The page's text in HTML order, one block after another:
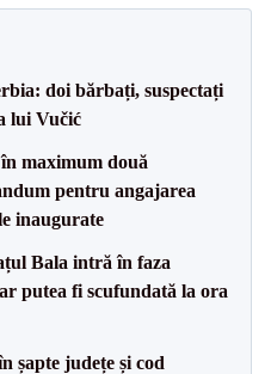
doi bărbați, suspectați
lui Vučić
maximum două
pentru angajarea
inaugurate
Bala intră în faza
putea fi scufundată la ora
șapte județe și cod